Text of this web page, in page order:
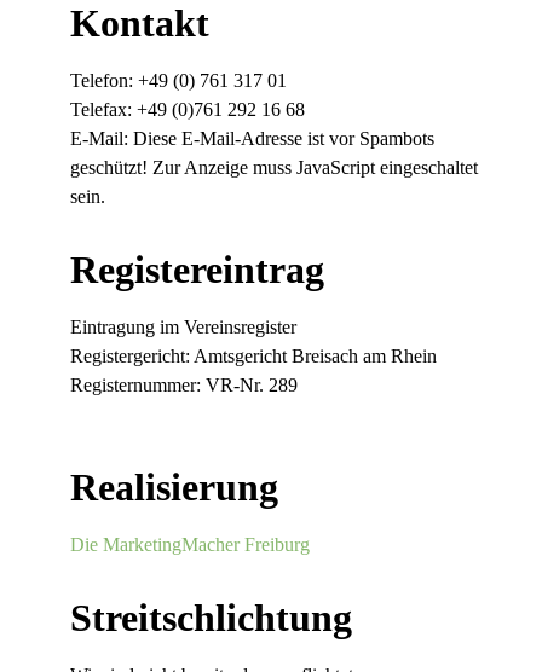
Kontakt
Telefon: +49 (0) 761 317 01
Telefax: +49 (0)761 292 16 68
E-Mail: Diese E-Mail-Adresse ist vor Spambots
geschützt! Zur Anzeige muss JavaScript eingeschaltet
sein.
Registereintrag
Eintragung im Vereinsregister
Registergericht: Amtsgericht Breisach am Rhein
Registernummer: VR-Nr. 289
Realisierung
Die MarketingMacher Freiburg
Streitschlichtung